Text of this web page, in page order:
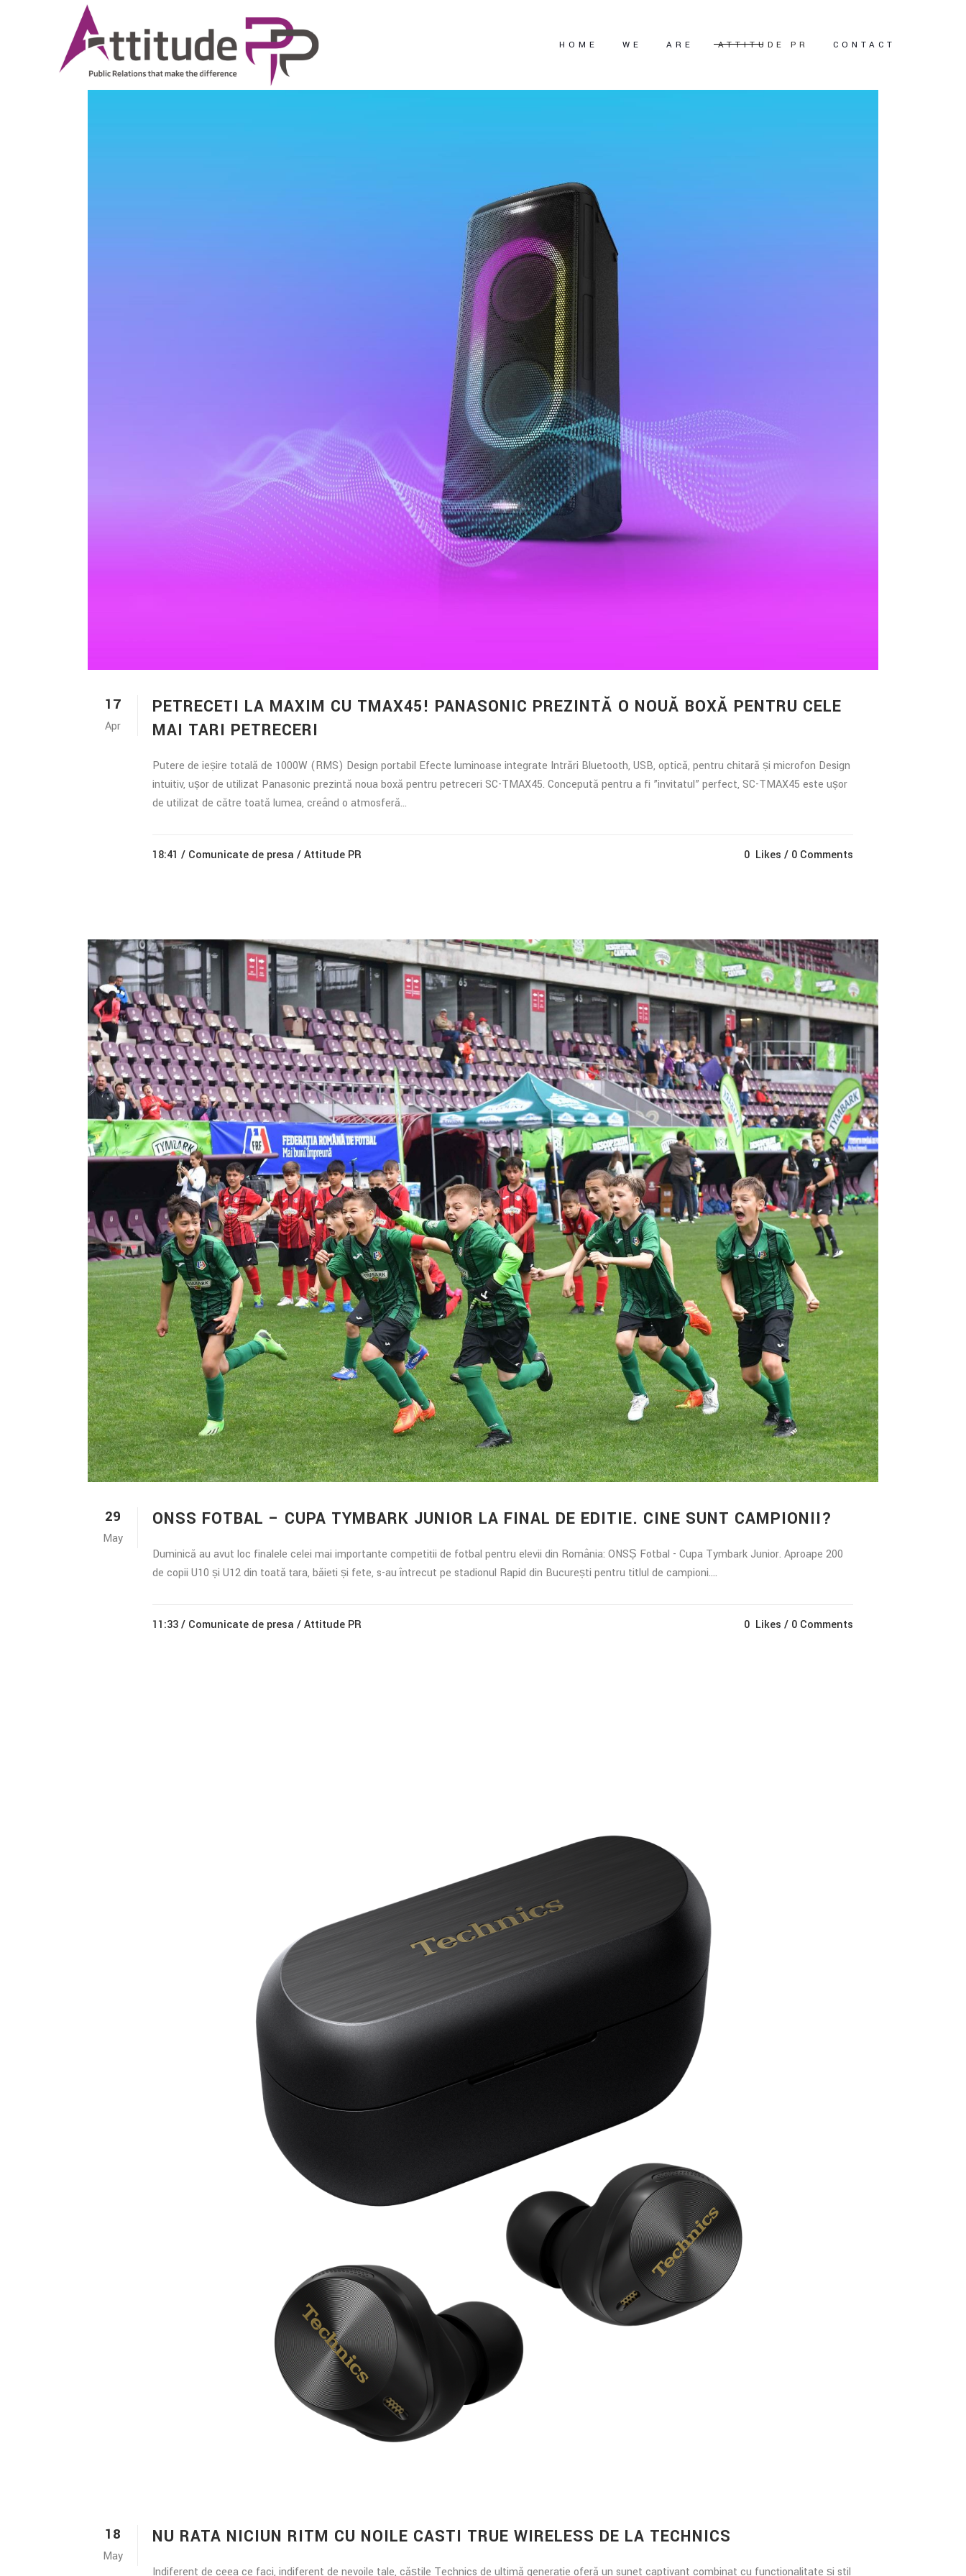
HOME WE ARE ATTITUDE PR CONTACT
17
Apr
PETRECEȚI LA MAXIM CU TMAX45! PANASONIC PREZINTĂ O NOUĂ BOXĂ PENTRU CELE
MAI TARI PETRECERI
Putere de ieșire totală de 1000W (RMS) Design portabil Efecte luminoase integrate Intrări Bluetooth, USB, optică, pentru chitară și microfon Design
intuitiv, ușor de utilizat Panasonic prezintă noua boxă pentru petreceri SC-TMAX45. Concepută pentru a fi ”invitatul” perfect, SC-TMAX45 este ușor
de utilizat de către toată lumea, creând o atmosferă...
18:41 / Comunicate de presa / Attitude PR 0 Likes 0 Comments
29
May
ONSS FOTBAL – CUPA TYMBARK JUNIOR LA FINAL DE EDITIE. CINE SUNT CAMPIONII?
Duminică au avut loc finalele celei mai importante competiții de fotbal pentru elevii din România: ONSȘ Fotbal - Cupa Tymbark Junior. Aproape 200
de copii U10 și U12 din toată țara, băieți și fete, s-au întrecut pe stadionul Rapid din București pentru titlul de campioni....
11:33 / Comunicate de presa / Attitude PR 0 Likes 0 Comments
18
May
NU RATA NICIUN RITM CU NOILE CASTI TRUE WIRELESS DE LA TECHNICS
Indiferent de ceea ce faci, indiferent de nevoile tale, căștile Technics de ultimă generație oferă un sunet captivant combinat cu funcționalitate și stil